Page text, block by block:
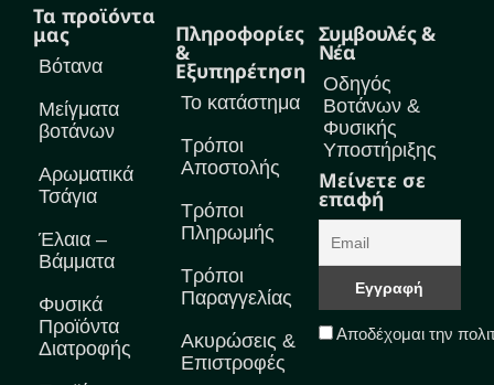
Τα προϊόντα
μας
Βότανα
Μείγματα
βοτάνων
Αρωματικά
Τσάγια
Έλαια –
Βάμματα
Φυσικά
Προϊόντα
Διατροφής
Πληροφορίες
&
Εξυπηρέτηση
Το κατάστημα
Τρόποι
Αποστολής
Τρόποι
Πληρωμής
Τρόποι
Παραγγελίας
Ακυρώσεις &
Επιστροφές
Συμβουλές &
Νέα
Οδηγός
Βοτάνων &
Φυσικής
Υποστήριξης
Μείνετε σε
επαφή
Αποδέχομαι την